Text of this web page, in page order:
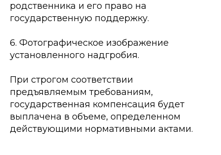
родственника и его право на
государственную поддержку.
6. Фотографическое изображение
установленного надгробия.
При строгом соответствии
предъявляемым требованиям,
государственная компенсация будет
выплачена в объеме, определенном
действующими нормативными актами.